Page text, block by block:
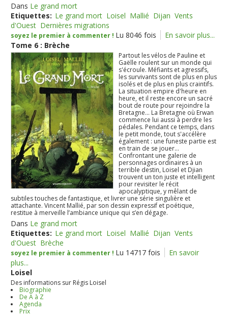
Dans Le grand mort
Etiquettes: Le grand mort Loisel Mallié Dijan Vents
d'Ouest Dernières migrations
soyez le premier à commenter ! Lu 8046 fois
En savoir plus...
Tome 6 : Brèche
Partout les vélos de Pauline et
Gaëlle roulent sur un monde qui
s'écroule. Méfiants et agressifs,
les survivants sont de plus en plus
isolés et de plus en plus craintifs.
La situation empire d'heure en
heure, et il reste encore un sacré
bout de route pour rejoindre la
Bretagne... La Bretagne où Erwan
commence lui aussi à perdre les
pédales. Pendant ce temps, dans
le petit monde, tout s'accélère
également : une funeste partie est
en train de se jouer...
Confrontant une galerie de
personnages ordinaires à un
terrible destin, Loisel et Djian
trouvent un ton juste et intelligent
pour revisiter le récit
apocalyptique, y mêlant de
subtiles touches de fantastique, et livrer une série singulière et
attachante. Vincent Mallié, par son dessin expressif et poétique,
restitue à merveille l’ambiance unique qui s’en dégage.
Dans Le grand mort
Etiquettes: Le grand mort Loisel Mallié Dijan Vents
d'Ouest Brèche
soyez le premier à commenter ! Lu 14717 fois
En savoir
plus...
Loisel
Des informations sur Régis Loisel
Biographie
De A à Z
Agenda
Prix